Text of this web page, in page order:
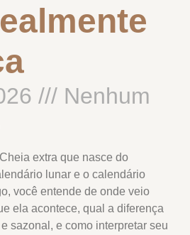
Nenhum
extra que nasce do
lunar e o calendário
você entende de onde veio
ela acontece, qual a diferença
sazonal, e como interpretar seu